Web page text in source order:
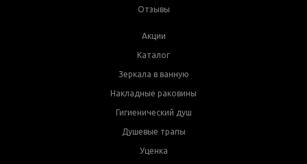
Отзывы
Акции
Каталог
Зеркала в ванную
Накладные раковины
Гигиенический душ
Душевые трапы
Уценка